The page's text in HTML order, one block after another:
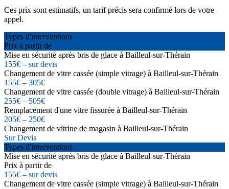
Ces prix sont estimatifs, un tarif précis sera confirmé lors de votre
appel.
Types d'interventions
Prix à partir de
Mise en sécurité après bris de glace à Bailleul-sur-Thérain
155€ – sur devis
Changement de vitre cassée (simple vitrage) à Bailleul-sur-Thérain
155€ – 305€
Changement de vitre cassée (double vitrage) à Bailleul-sur-Thérain
255€ – 505€
Remplacement d'une vitre fissurée à Bailleul-sur-Thérain
205€ – 250€
Changement de vitrine de magasin à Bailleul-sur-Thérain
Sur Devis
Types d'interventions
Mise en sécurité après bris de glace à Bailleul-sur-Thérain
Prix à partir de
155€ – sur devis
Changement de vitre cassée (simple vitrage) à Bailleul-sur-Thérain